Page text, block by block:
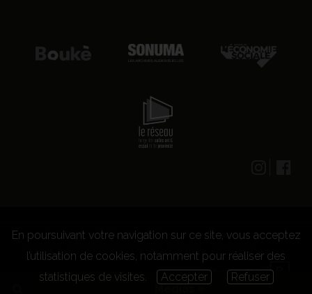
Medias
© 2026 CENTRE CULTUREL LES GRIGNOUX ASBL -
Kit presse
Conditions générales d'utilisation
concours
En poursuivant votre navigation sur ce site, vous acceptez
l’utilisation de cookies, notamment pour réaliser des
statistiques de visites.
Accepter Refuser